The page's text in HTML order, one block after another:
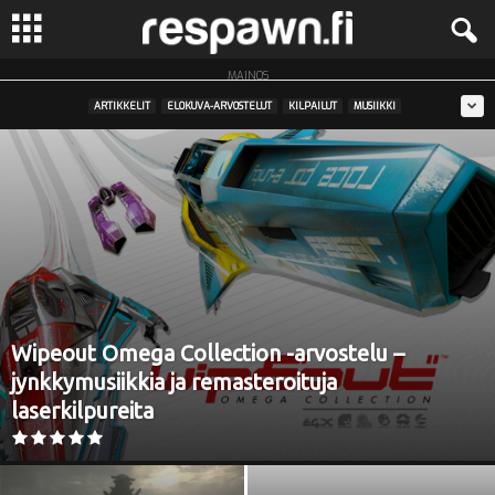
R
e
w
n
.
MAINOS
ARTIKKELIT ELOKUVA-ARVOSTELUT KILPAILUT MUSIIKKI
Wipeout Omega Collection -arvostelu –
jynkkymusiikkia ja remasteroituja
laserkilpureita